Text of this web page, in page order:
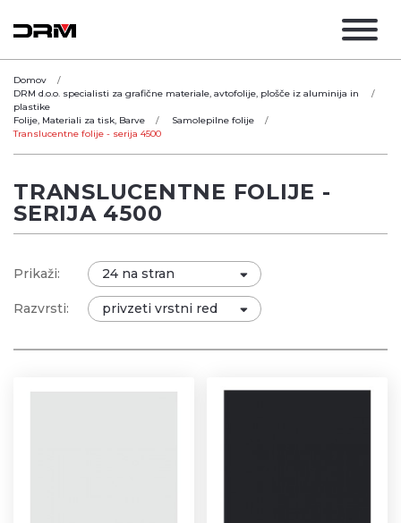
Domov
DRM d.o.o. specialisti za grafične materiale, avtofolije, plošče iz aluminija in
plastike
Folije, Materiali za tisk, Barve
Samolepilne folije
Translucentne folije - serija 4500
TRANSLUCENTNE FOLIJE -
SERIJA 4500
Prikaži:
Razvrsti: